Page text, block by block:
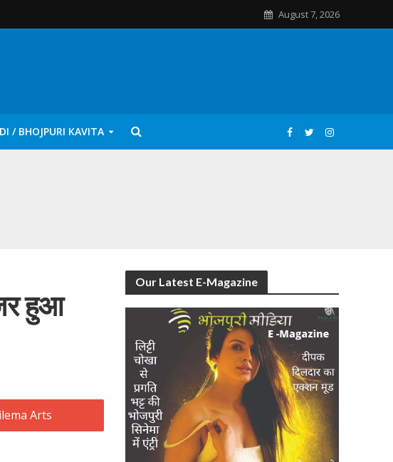
August 7, 2026
/ BHOJPURI KAVITA
हुआ
Our Latest E-Magazine